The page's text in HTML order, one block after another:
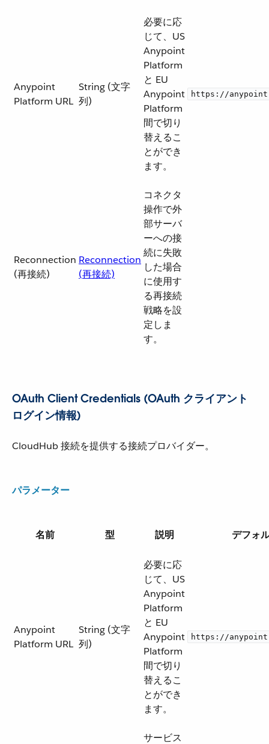
Anypoint
Platform URL
String (文字
列)
必要に応
じて、US
Anypoint
Platform
と EU
Anypoint
Platform
間で切り
替えるこ
とができ
ます。
https://
Reconnection
(再接続)
Reconnection
(再接続)
コネクタ
操作で外
部サーバ
ーへの接
続に失敗
した場合
に使用す
る再接続
戦略を設
定しま
す。
OAuth Client Credentials (OAuth クライアント
ログイン情報)
CloudHub 接続を提供する接続プロバイダー。
パラメーター
名前 型 説明 デフォ
Anypoint
Platform URL
String (文字
列)
必要に応
じて、US
Anypoint
Platform
と EU
Anypoint
Platform
間で切り
替えるこ
とができ
ます。
https://
サービス